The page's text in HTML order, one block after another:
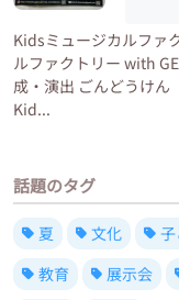
Kidsミュージカルファ
ルファクトリー with
成・演出 ごんどうけ
Kid...
話題のタグ
夏 文化
教育
展示会